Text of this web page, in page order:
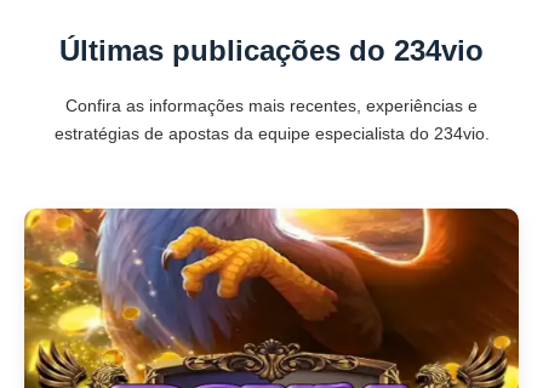
Últimas publicações do 234vio
Confira as informações mais recentes, experiências e
estratégias de apostas da equipe especialista do 234vio.